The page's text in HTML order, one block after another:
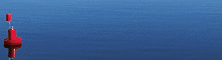
Scolaire